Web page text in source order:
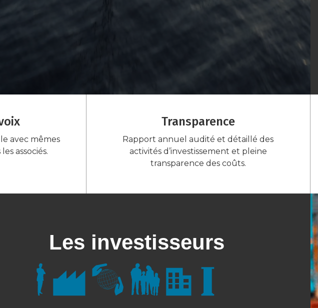
avec mêmes
associés.
Transparence
Rapport annuel audité et détaillé des
activités d’investissement et pleine
transparence des coûts.
Les investisseurs